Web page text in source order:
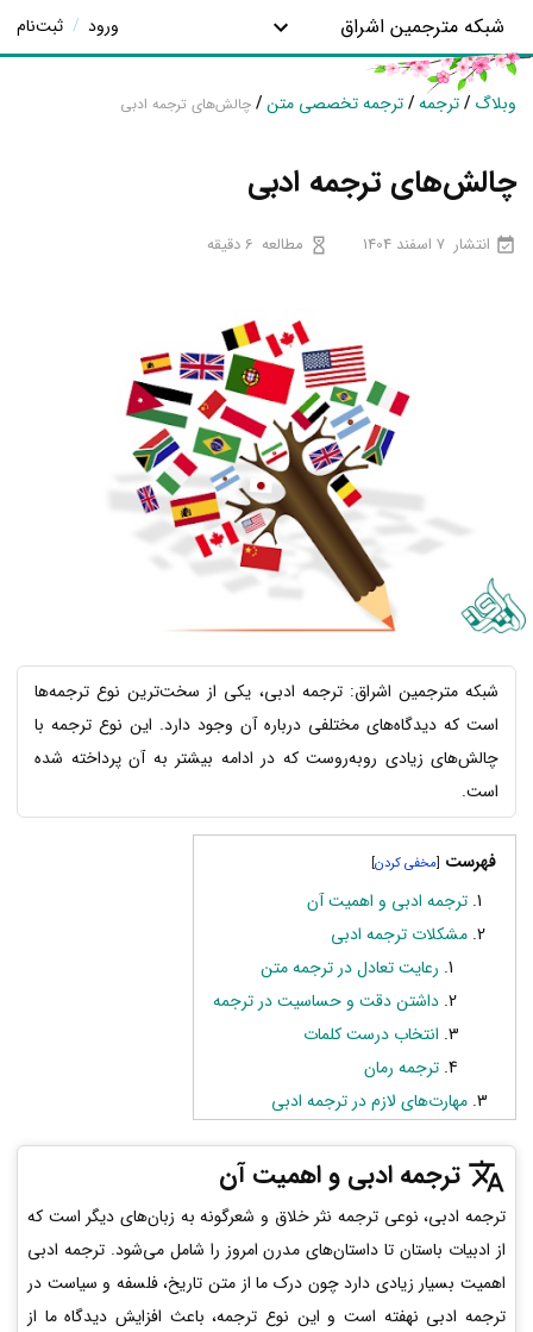
شبکه مترجمین اشراق ورود / ثبت‌نام
وبلاگ /ترجمه/ترجمه تخصصی متن/ چالش‌های ترجمه ادبی
چالش‌های ترجمه ادبی
انتشار 7 اسفند 1404 مطالعه 6 دقیقه
شبکه مترجمین اشراق: ترجمه ادبی، یکی از سخت‌ترین نوع ترجمه‌ها
است که دیدگاه‌های مختلفی درباره آن وجود دارد. این نوع ترجمه با
چالش‌های زیادی رو‌به‌روست که در ادامه بیشتر به آن پرداخته شده
است.
فهرست [
]
ترجمه ادبی و اهمیت آن
مشکلات ترجمه ادبی
رعایت تعادل در ترجمه متن
داشتن دقت و حساسیت در ترجمه
انتخاب درست کلمات
ترجمه رمان
مهارت‌های لازم در ترجمه ادبی
ترجمه ادبی و اهمیت آن
ترجمه ادبی، نوعی ترجمه نثر خلاق و شعرگونه به زبان‌های دیگر است که
از ادبیات باستان تا داستان‌های مدرن امروز را شامل می‌شود. ترجمه ادبی
اهمیت بسیار زیادی دارد چون درک ما از متن تاریخ، فلسفه و سیاست در
ترجمه ادبی نهفته است و این نوع ترجمه، باعث افزایش دیدگاه ما از